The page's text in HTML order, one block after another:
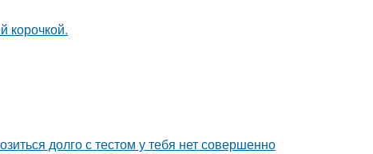
корочкой.
долго с тестом у тебя нет совершенно